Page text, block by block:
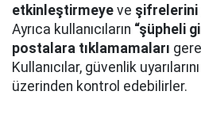
etkinleştirmeye ve şifrelerini
Ayrıca kullanıcıların “şüpheli
postalara tıklamamaları
Kullanıcılar, güvenlik
üzerinden kontrol edebilirler.